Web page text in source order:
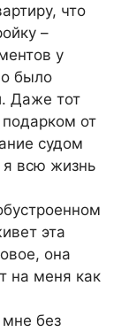
что
–
у
было
Даже тот
от
судом
я всю жизнь
эта
она
на меня как
мне без